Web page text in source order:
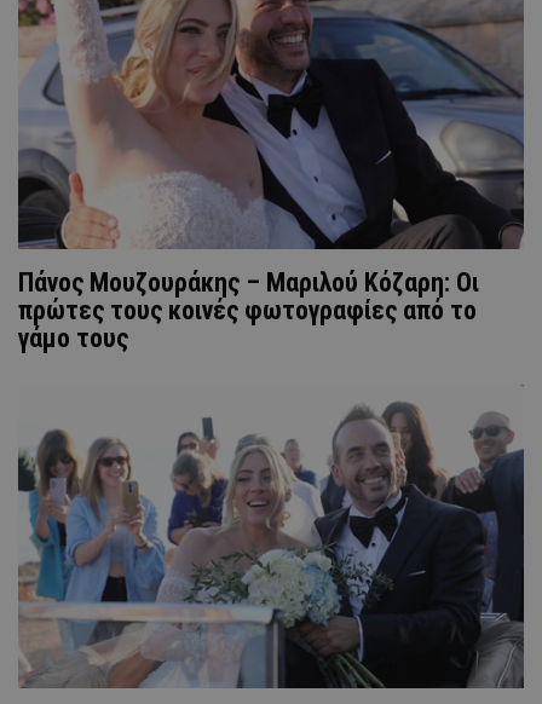
Πάνος Μουζουράκης – Μαριλού Κόζαρη: Οι
πρώτες τους κοινές φωτογραφίες από το
γάμο τους